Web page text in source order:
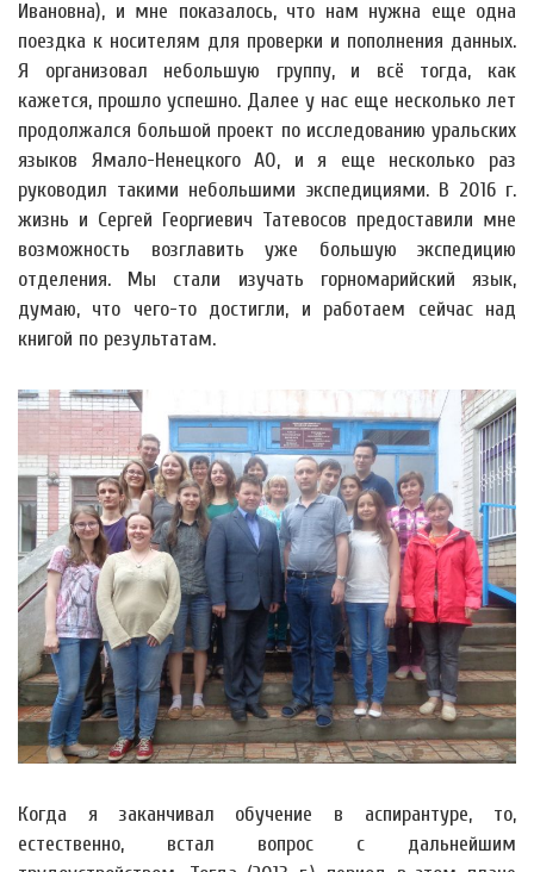
Ивановна), и мне показалось, что нам нужна еще одна
поездка к носителям для проверки и пополнения данных.
Я организовал небольшую группу, и всё тогда, как
кажется, прошло успешно. Далее у нас еще несколько лет
продолжался большой проект по исследованию уральских
языков Ямало-Ненецкого АО, и я еще несколько раз
руководил такими небольшими экспедициями. В 2016 г.
жизнь и Сергей Георгиевич Татевосов предоставили мне
возможность возглавить уже большую экспедицию
отделения. Мы стали изучать горномарийский язык,
думаю, что чего-то достигли, и работаем сейчас над
книгой по результатам.
Когда я заканчивал обучение в аспирантуре, то,
естественно, встал вопрос с дальнейшим